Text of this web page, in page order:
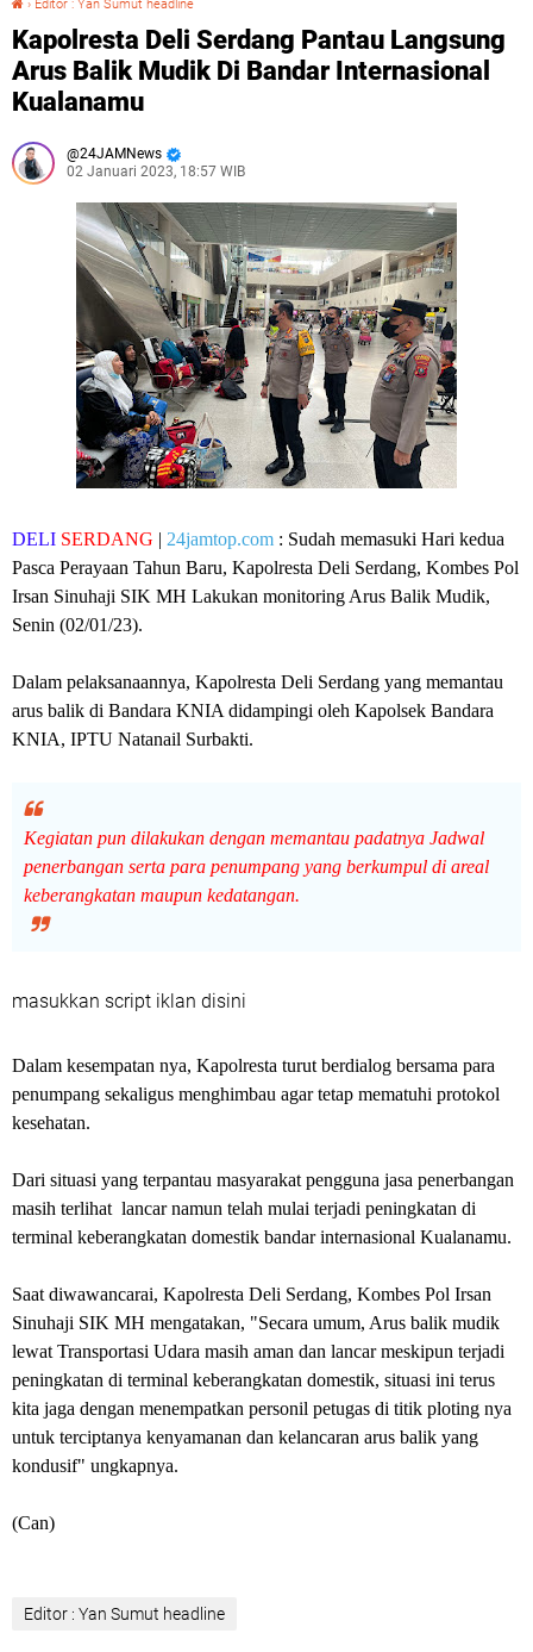
› Editor : Yan Sumut headline
Kapolresta Deli Serdang Pantau Langsung
Arus Balik Mudik Di Bandar Internasional
Kualanamu
24JAMNews
02 Januari 2023, 18:57 WIB
DELI SERDANG | 24jamtop.com : Sudah memasuki Hari kedua
Pasca Perayaan Tahun Baru, Kapolresta Deli Serdang, Kombes Pol
Irsan Sinuhaji SIK MH Lakukan monitoring Arus Balik Mudik,
Senin (02/01/23).
Dalam pelaksanaannya, Kapolresta Deli Serdang yang memantau
arus balik di Bandara KNIA didampingi oleh Kapolsek Bandara
KNIA, IPTU Natanail Surbakti.
Kegiatan pun dilakukan dengan memantau padatnya Jadwal
penerbangan serta para penumpang yang berkumpul di areal
keberangkatan maupun kedatangan.
masukkan script iklan disini
Dalam kesempatan nya, Kapolresta turut berdialog bersama para
penumpang sekaligus menghimbau agar tetap mematuhi protokol
kesehatan.
Dari situasi yang terpantau masyarakat pengguna jasa penerbangan
masih terlihat lancar namun telah mulai terjadi peningkatan di
terminal keberangkatan domestik bandar internasional Kualanamu.
Saat diwawancarai, Kapolresta Deli Serdang, Kombes Pol Irsan
Sinuhaji SIK MH mengatakan, "Secara umum, Arus balik mudik
lewat Transportasi Udara masih aman dan lancar meskipun terjadi
peningkatan di terminal keberangkatan domestik, situasi ini terus
kita jaga dengan menempatkan personil petugas di titik ploting nya
untuk terciptanya kenyamanan dan kelancaran arus balik yang
kondusif" ungkapnya.
(Can)
Editor : Yan Sumut headline